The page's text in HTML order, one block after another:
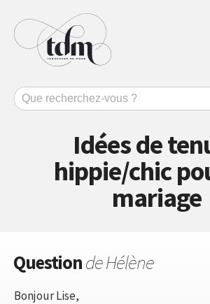
Idées de
hippie/chic
mariage
Questionde Hélène
Bonjour Lise,